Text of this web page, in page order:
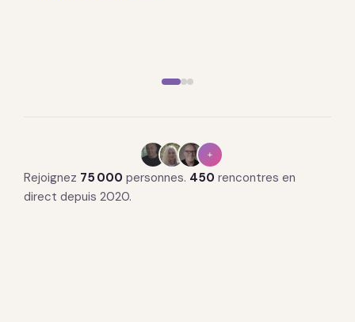
+
Rejoignez 75 000 personnes. 450 rencontres en
direct depuis 2020.